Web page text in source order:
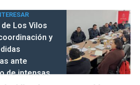
Los Vilos
y
ante
de intensas